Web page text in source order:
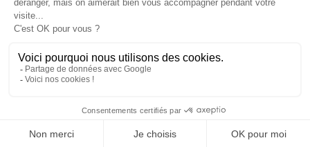
Agrément n°E0406705330